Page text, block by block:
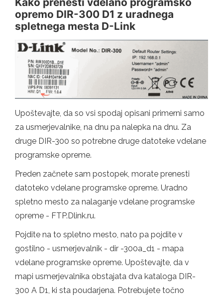
opremo DIR-300 D1 z uradnega
spletnega mesta D-Link
Upoštevajte, da so vsi spodaj opisani primerni samo
za usmerjevalnike, na dnu pa nalepka na dnu. Za
druge DIR-300 so potrebne druge datoteke vdelane
programske opreme.
Preden začnete sam postopek, morate prenesti
datoteko vdelane programske opreme. Uradno
spletno mesto za nalaganje vdelane programske
opreme - FTP.Dlink.ru.
Pojdite na to spletno mesto, nato pa pojdite v
gostilno - usmerjevalnik - dir -300a_d1 - mapa
vdelane programske opreme. Upoštevajte, da v
mapi usmerjevalnika obstajata dva kataloga DIR-
300 A D1, ki sta poudarjena. Potrebujete točno